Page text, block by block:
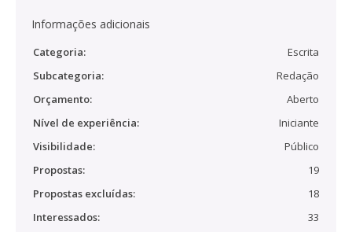
Informações adicionais
Categoria:
Escrita
Subcategoria:
Redação
Orçamento:
Aberto
Nível de experiência:
Iniciante
Visibilidade:
Público
Propostas:
19
Propostas excluídas:
18
Interessados:
33